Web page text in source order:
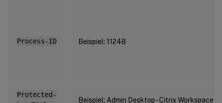
Process-ID Beispiel: 11248
Protected-
Beispiel: Admin Desktop - Citrix Workspace